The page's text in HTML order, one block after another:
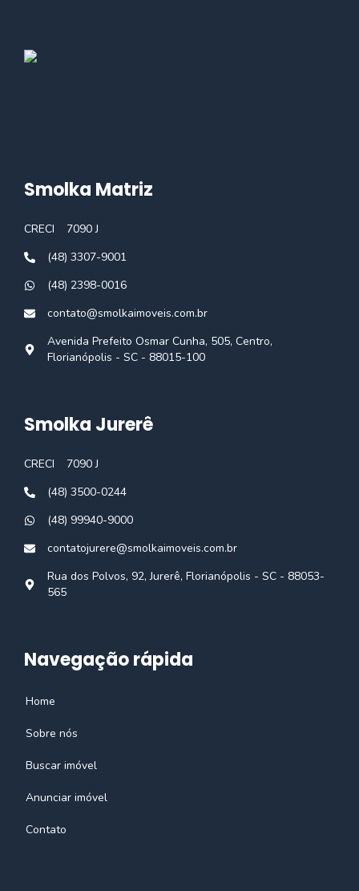
Smolka Matriz
CRECI
7090 J
(48) 3307-9001
(48) 2398-0016
contato@smolkaimoveis.com.br
Avenida Prefeito Osmar Cunha, 505, Centro,
Florianópolis - SC - 88015-100
Smolka Jurerê
CRECI
7090 J
(48) 3500-0244
(48) 99940-9000
contatojurere@smolkaimoveis.com.br
Rua dos Polvos, 92, Jurerê, Florianópolis - SC - 88053-
565
Navegação rápida
Home
Sobre nós
Buscar imóvel
Anunciar imóvel
Contato